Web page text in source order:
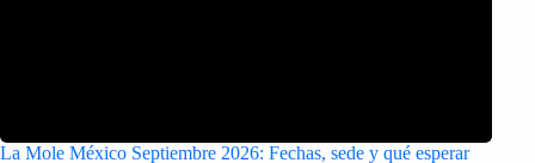
La Mole México Septiembre 2026: Fechas, sede y qué esperar